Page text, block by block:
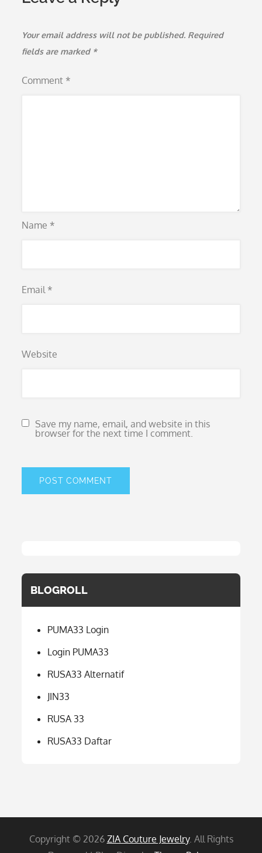
Your email address will not be published. Required
fields are marked *
Comment *
Name *
Email *
Website
Save my name, email, and website in this
browser for the next time I comment.
BLOGROLL
PUMA33 Login
Login PUMA33
RUSA33 Alternatif
JIN33
RUSA 33
RUSA33 Daftar
Copyright © 2026 ZIA Couture Jewelry. All Rights